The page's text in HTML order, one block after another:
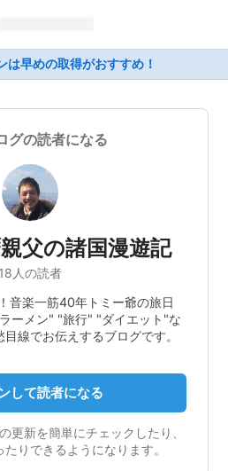
は早めの取得がおすすめ！
グの読者になる
父の諸国漫遊記
18人の読者
音楽一筋40年トミー爺の旅日
ーメン" "旅行" "ダイエット"な
線でお伝えするブログです。
して読者になる
更新を簡単にチェックしたり、
りできるようになります。